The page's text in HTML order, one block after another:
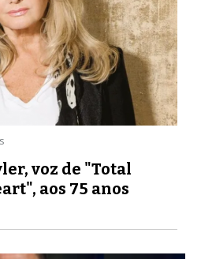
voz de "Total
aos 75 anos